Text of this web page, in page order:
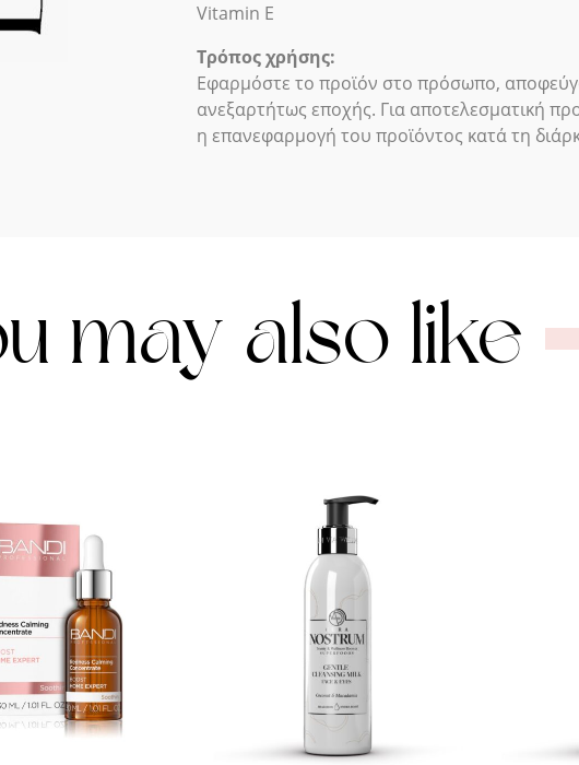
Vitamin E
Τρόπος χρήσης:
Εφαρμόστε το προϊόν στο πρόσωπο,
ανεξαρτήτως εποχής. Για αποτελεσματική
η επανεφαρμογή του προϊόντος κατά τη
may also like